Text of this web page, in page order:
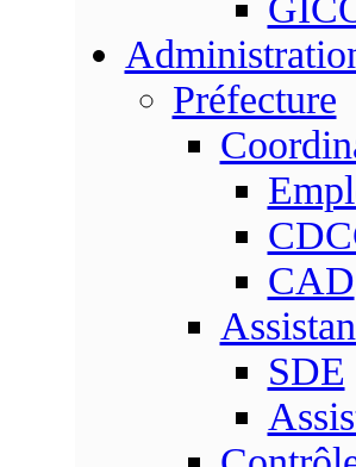
Préfecture
CAD
SDE